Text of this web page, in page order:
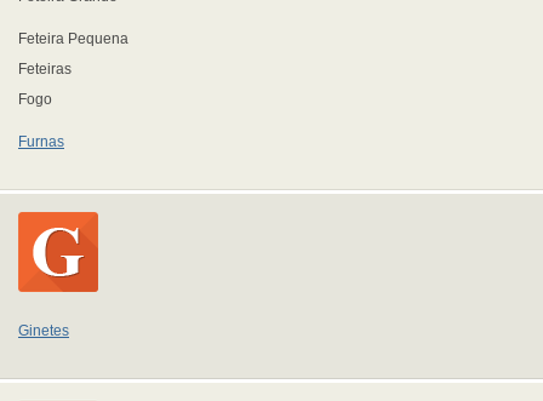
Feteira Pequena
Feteiras
Fogo
Furnas
Ginetes